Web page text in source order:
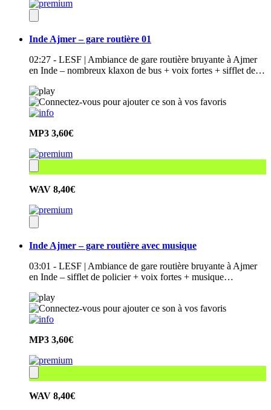
Inde Ajmer – gare routière 01
02:27 - LESF | Ambiance de gare routière bruyante à Ajmer
en Inde – nombreux klaxon de bus + voix fortes + sifflet de…
MP3 3,60€
WAV 8,40€
Inde Ajmer – gare routière avec musique
03:01 - LESF | Ambiance de gare routière bruyante à Ajmer
en Inde – sifflet de policier + voix fortes + musique…
MP3 3,60€
WAV 8,40€